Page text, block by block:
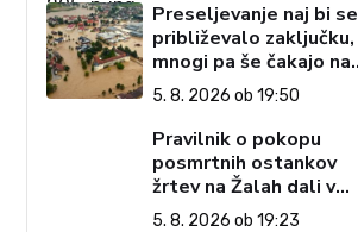
Preseljevanje naj bi se
približevalo zaključku,
mnogi pa še čakajo na
domove
5. 8. 2026 ob 19:50
Pravilnik o pokopu
posmrtnih ostankov
žrtev na Žalah dali v
javno razpravo
5. 8. 2026 ob 19:23